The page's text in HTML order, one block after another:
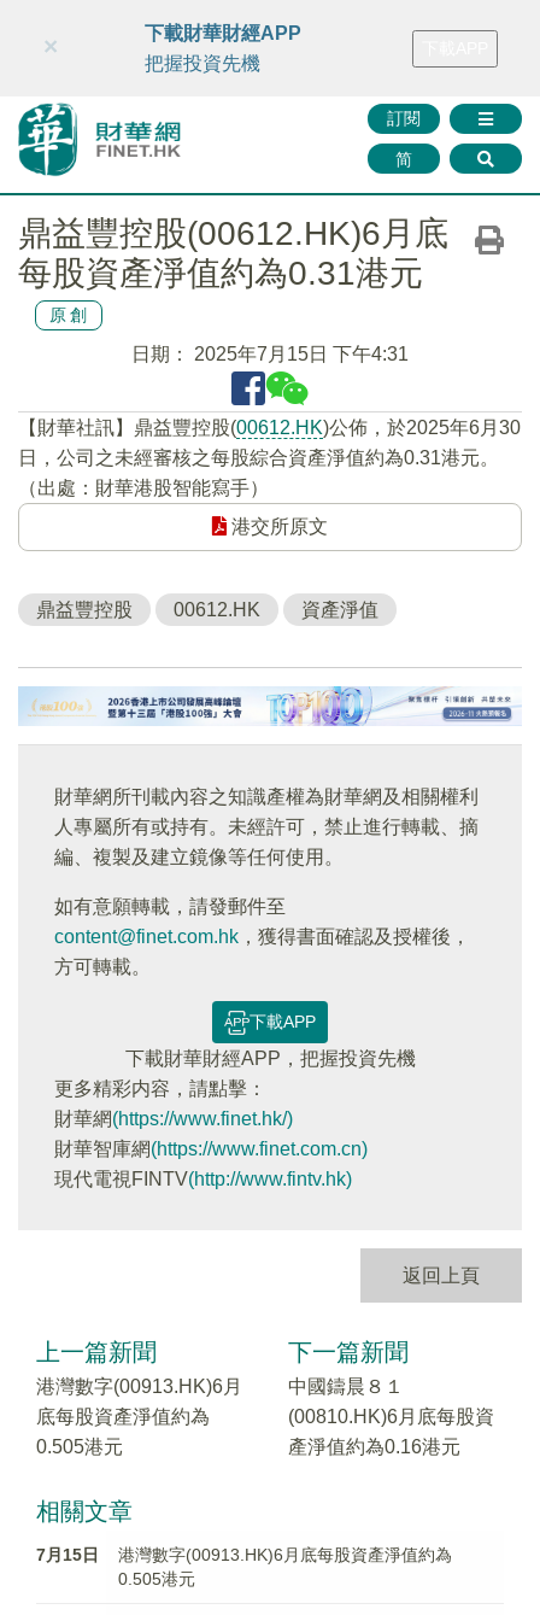
財華智庫網 FINTV FINMETA 財華證券 媒體矩陣
訂閱
简
×
下載財華財經APP
把握投資先機
鼎益豐控股(00612.HK)6月底
每股資產淨值約為0.31港元
原創
日期： 2025年7月15日 下午4:31
【財華社訊】鼎益豐控股(00612.HK)公佈，於2025年6月30
日，公司之未經審核之每股綜合資產淨值約為0.31港元。
（出處：財華港股智能寫手）
港交所原文
鼎益豐控股 00612.HK 資產淨值
財華網所刊載內容之知識產權為財華網及相關權利
人專屬所有或持有。未經許可，禁止進行轉載、摘
編、複製及建立鏡像等任何使用。
如有意願轉載，請發郵件至
content@finet.com.hk ，獲得書面確認及授權後，
方可轉載。
下載APP
下載財華財經APP，把握投資先機
更多精彩内容，請點擊：
財華網(https://www.finet.hk/)
財華智庫網(https://www.finet.com.cn)
現代電視FINTV(http://www.fintv.hk)
返回上頁
上一篇新聞
港灣數字(00913.HK)6月
底每股資產淨值約為
0.505港元
下一篇新聞
中國鑄晨８１
(00810.HK)6月底每股資
產淨值約為0.16港元
相關文章
7月15日
港灣數字(00913.HK)6月底每股資產淨值約為
0.505港元